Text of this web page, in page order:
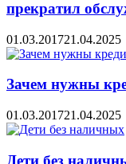
прекратил
01.03.201721.04.2025
Зачем нужны
01.03.201721.04.2025
Дети без